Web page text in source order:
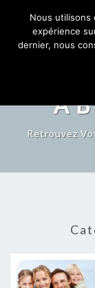
LIBERTÉ ET
Retrouvez
Nous utilisons
expérience
dernier, nous